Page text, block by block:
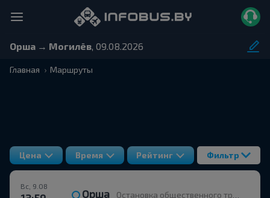
Орша → Могилёв, 09.08.2026
Главная Маршруты
Цена Время Рейтинг Фильтр
Вс, 9.08
Орша Остановка общественного транспорта Улица Строителей